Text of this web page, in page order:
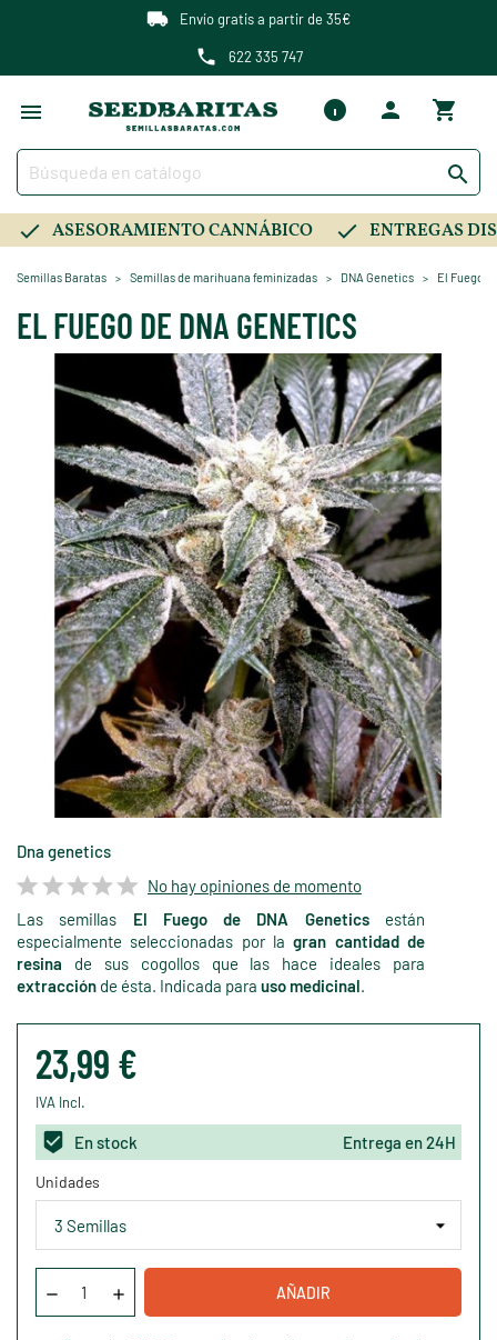
Envío gratis a partir de 35€
622 335 747

ASESORAMIENTO CANNÁBICO ENTREGAS
Semillas Baratas Semillas de marihuana feminizadas DNA Genetics El Fuego
EL FUEGO DE DNA GENETICS
Dna genetics
No hay opiniones de momento
Las semillas El Fuego de DNA Geneticsestán
especialmente seleccionadas por lagran cantidad de
resina de sus cogollos que las hace ideales para
extracción de ésta. Indicada para uso medicinal.
23,99 €
IVA Incl.
En stock Entrega en 24H
Unidades
AÑADIR